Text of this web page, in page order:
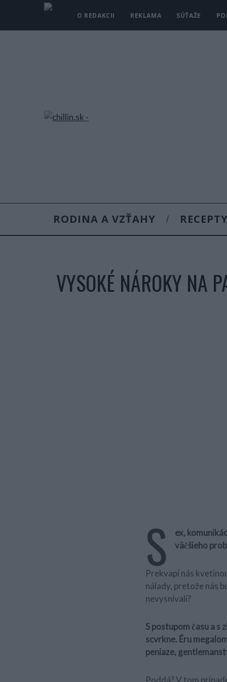
O REDAKCII REKLAMA SÚŤAŽE
RODINA A VZŤAHY RECEPTY
VYSOKÉ NÁROKY NA
S
ex,
väčšieho
Prekvapí nás
nálady, pretože nás
nevysnívali?
S postupom času a
scvrkne. Éru
peniaze,
Poddá? V tom